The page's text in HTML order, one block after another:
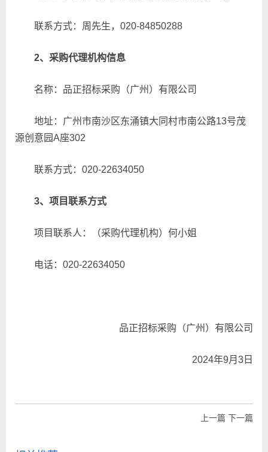
联系方式：周先生，020-84850288
2、采购代理机构信息
名称：品正招标采购（广州）有限公司
地址：广州市南沙区东涌镇大同村市南公路13号茂
源创意园A座302
联系方式：020-22634050
3、项目联系方式
项目联系人：（采购代理机构）何小姐
电话：020-22634050
品正招标采购（广州）有限公司
2024年9月3日
上一篇 下一篇